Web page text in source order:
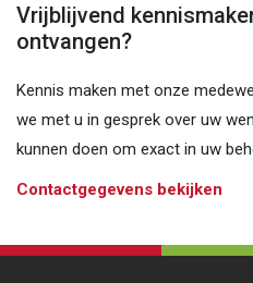
Vrijblijvend
ontvangen?
Kennis maken met onze
we met u in gesprek over uw
kunnen doen om exact in uw
Contactgegevens bekijken